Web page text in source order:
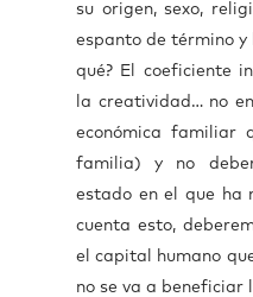
su origen, sexo,
espanto de término y
qué? El coeficiente
la creatividad… no
económica familiar
familia) y no
estado en el que ha
cuenta esto,
el capital humano
no se va a beneficiar